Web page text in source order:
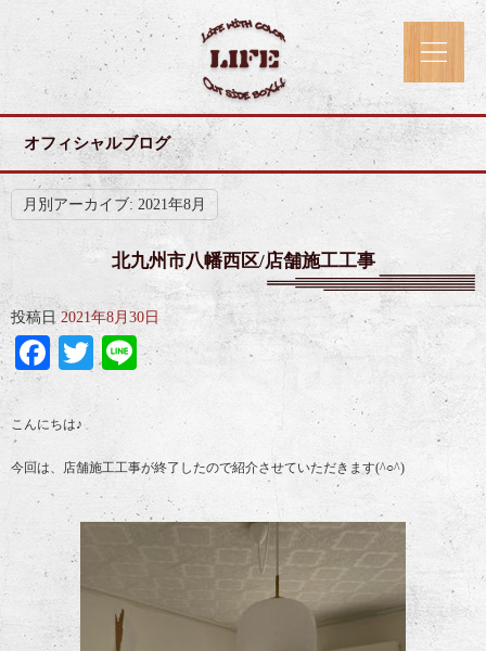
オフィシャルブログ
月別アーカイブ: 2021年8月
北九州市八幡西区/店舗施工工事
投稿日 2021年8月30日
Facebook
Twitter
Line
こんにちは♪
今回は、店舗施工工事が終了したので紹介させていただきます(^○^)